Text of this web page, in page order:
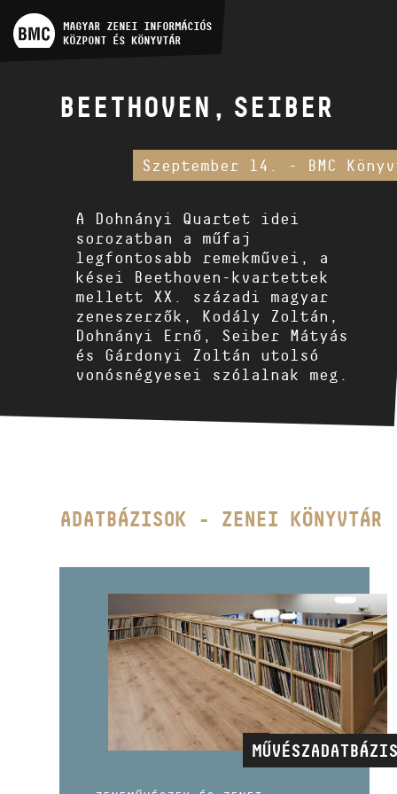
MAGYAR ZENEI INFORMÁCIÓS
KÖZPONT ÉS KÖNYVTÁR
MŰVÉSZADATBÁZIS
ZENEI KÖNYVTÁR, ONLINE
KATALÓGUS
BEETHOVEN, SEIBER
Szeptember 14. - BMC
A Dohnányi Quartet idei
sorozatban a műfaj
legfontosabb remekművei, a
kései Beethoven-kvartettek
mellett XX. századi magyar
zeneszerzők, Kodály Zoltán,
Dohnányi Ernő, Seiber Mátyás
és Gárdonyi Zoltán utolsó
vonósnégyesei szólalnak meg.
MAGYAR ZENESZERZŐK
Kismonográfia sorozat
A kötetek már az EMB online
kottaboltjában is
megvásárolhatók!
ADATBÁZISOK - ZENEI KÖNYVTÁR
MŰVÉSZADATBÁZIS